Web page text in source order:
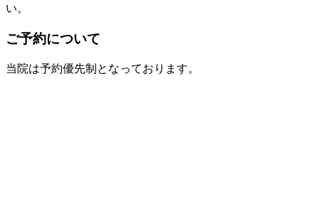
い。
ご予約について
当院は予約優先制となっております。